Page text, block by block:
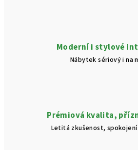
Moderní i stylové
Nábytek sériový i na
Prémiová kvalita,
Letitá zkušenost,